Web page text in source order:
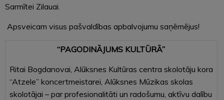
Sarmītei Zilauai.
Apsveicam visus pašvaldības apbalvojumu saņēmējus!
“PAGODINĀJUMS KULTŪRĀ”
Ritai Bogdanovai, Alūksnes Kultūras centra skolotāju kora
“Atzele” koncertmeistarei, Alūksnes Mūzikas skolas
skolotājai – par profesionalitāti un radošumu, aktīvu dalību